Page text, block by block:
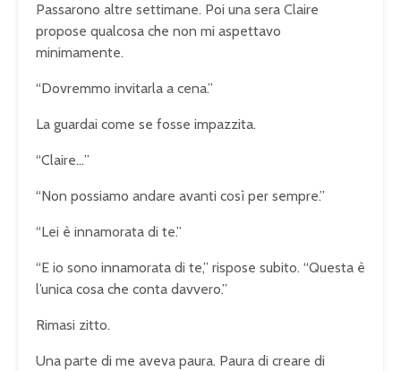
Passarono altre settimane. Poi una sera Claire
propose qualcosa che non mi aspettavo
minimamente.
“Dovremmo invitarla a cena.”
La guardai come se fosse impazzita.
“Claire…”
“Non possiamo andare avanti così per sempre.”
“Lei è innamorata di te.”
“E io sono innamorata di te,” rispose subito. “Questa è
l’unica cosa che conta davvero.”
Rimasi zitto.
Una parte di me aveva paura. Paura di creare di